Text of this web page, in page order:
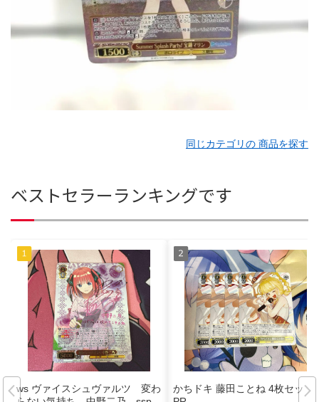
同じカテゴリの 商品を探す
ベストセラーランキングです
ws ヴァイスシュヴァルツ 変わ
かちドキ 藤田ことね 4枚セット